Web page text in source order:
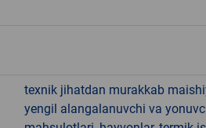
texnik jihatdan murakkab
yengil alangalanuvchi va